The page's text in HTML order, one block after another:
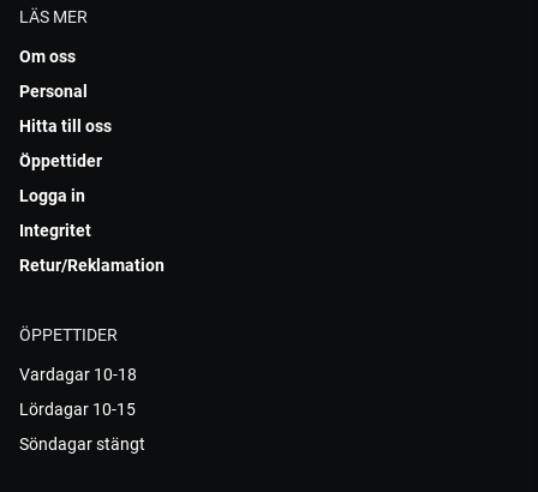
LÄS MER
Om oss
Personal
Hitta till oss
Öppettider
Logga in
Integritet
Retur/Reklamation
ÖPPETTIDER
Vardagar 10-18
Lördagar 10-15
Söndagar stängt